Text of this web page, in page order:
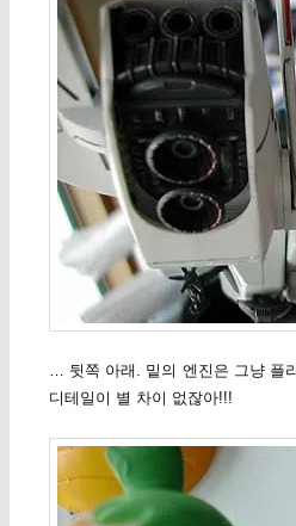
… 뒷쪽 아래. 밑의 엔진은 그냥 플
디테일이 별 차이 없잖아!!!